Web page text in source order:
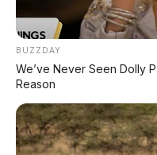
⚡ Leapmotor
800V dengan
Nganjuk, 33
BUZZDAY
We’ve Never Seen Dolly
Reason